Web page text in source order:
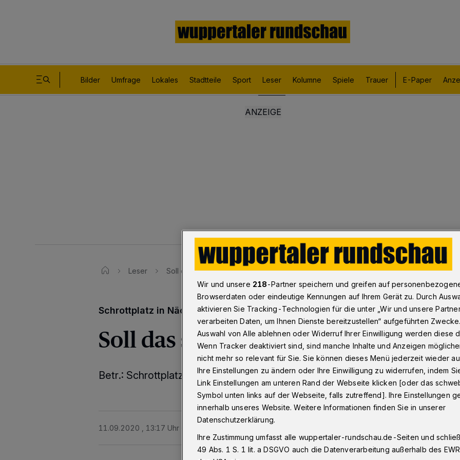
Bilder Umfrage Lokales Stadtteile Sport Leser Kolumne Spiele Trauer E-Paper
Leser Soll das so weitergehen?
Schrottplatz in Nächstebreck
Soll das so weitergehen?
Betr.: Schrottplatz in Nächstebreck
11.09.2020 , 13:17 Uhr
Wir und unsere 218-Partner speichern und greifen auf
Browserdaten oder eindeutige Kennungen auf Ihrem Gerät zu. Durch
aktivieren Sie Tracking-Technologien für die unter „Wir und unsere
verarbeiten Daten, um Ihnen Dienste bereitzustellen“ aufgeführten
Auswahl von Alle ablehnen oder Widerruf Ihrer Einwilligung werden diese
Wenn Tracker deaktiviert sind, sind manche Inhalte und Anzeigen
nicht mehr so relevant für Sie. Sie können dieses Menü jederzeit wieder
Ihre Einstellungen zu ändern oder Ihre Einwilligung zu widerrufen, indem
Link Einstellungen am unteren Rand der Webseite klicken [oder das
Symbol unten links auf der Webseite, falls zutreffend]. Ihre Einstellungen
innerhalb unseres Website. Weitere Informationen finden Sie in unserer
Datenschutzerklärung.
Ihre Zustimmung umfasst alle wuppertaler-rundschau.de-Seiten und
49 Abs. 1 S. 1 lit. a DSGVO auch die Datenverarbeitung außerhalb des